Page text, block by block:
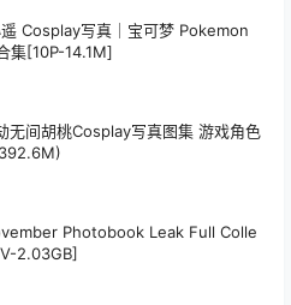
Cosplay写真｜宝可梦 Pokemon
集[10P-14.1M]
无间胡桃Cosplay写真图集 游戏角色
Photobook Leak Full Colle
2.03GB]